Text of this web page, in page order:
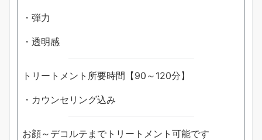
・弾力
・透明感
トリートメント所要時間【90～120分】
・カウンセリング込み
お顔～デコルテまでトリートメント可能です